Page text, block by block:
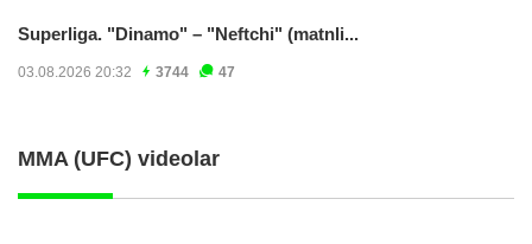
Superliga. "Dinamo" – "Neftchi" (matnli...
03.08.2026 20:32 3744 47
MMA (UFC) videolar